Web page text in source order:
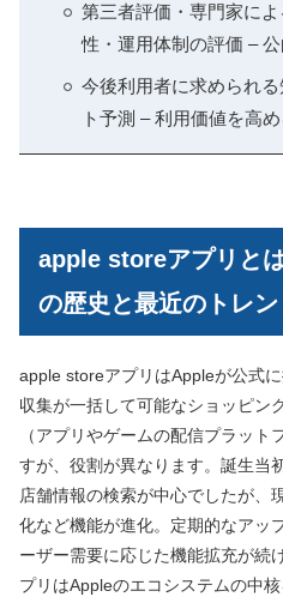
第三者評価・専門家に
性・運用体制の評価 –
今後利用者に求められ
ト予測 – 利用価値を高
apple storeアプリと
の歴史と最近のトレン
apple storeアプリはAppleが公式
収集が一括して可能なショッピン
（アプリやゲームの配信プラッ
すが、役割が異なります。誕生当
店舗情報の検索が中心でしたが、
化など機能が進化。定期的なアッ
ーザー需要に応じた機能拡充が続
プリはAppleのエコシステムの中